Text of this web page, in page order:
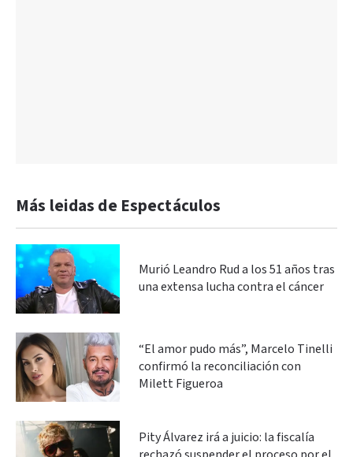
Más leidas de Espectáculos
Murió Leandro Rud a los 51 años tras
una extensa lucha contra el cáncer
“El amor pudo más”, Marcelo Tinelli
confirmó la reconciliación con
Milett Figueroa
Pity Álvarez irá a juicio: la fiscalía